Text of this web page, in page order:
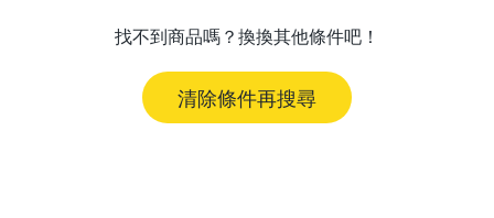
找不到商品嗎？換換其他條件吧！
清除條件再搜尋